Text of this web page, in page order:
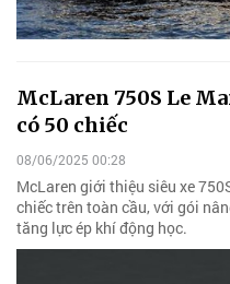
McLaren 750S Le
có 50 chiếc
08/06/2025 00:28
McLaren giới thiệu siêu xe
chiếc trên toàn cầu, với gói
tăng lực ép khí động học.